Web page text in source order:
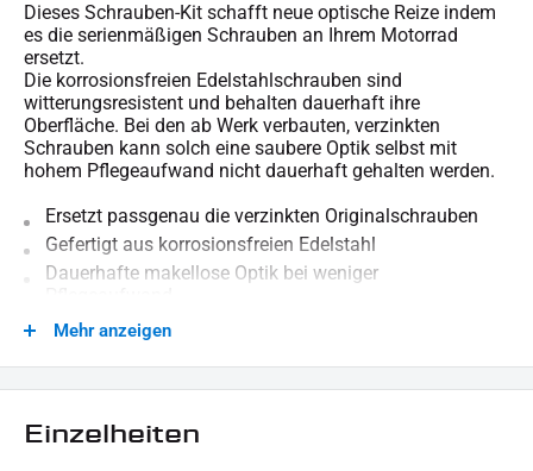
Dieses Schrauben-Kit schafft neue optische Reize indem
es die serienmäßigen Schrauben an Ihrem Motorrad
ersetzt.
Die korrosionsfreien Edelstahlschrauben sind
witterungsresistent und behalten dauerhaft ihre
Oberfläche. Bei den ab Werk verbauten, verzinkten
Schrauben kann solch eine saubere Optik selbst mit
hohem Pflegeaufwand nicht dauerhaft gehalten werden.
Ersetzt passgenau die verzinkten Originalschrauben
Gefertigt aus korrosionsfreien Edelstahl
Dauerhafte makellose Optik bei weniger
Für technische Auskünfte stehen wir gern zur Verfügung.
LIEFERUMFANG :
Mehr anzeigen
Einzelheiten